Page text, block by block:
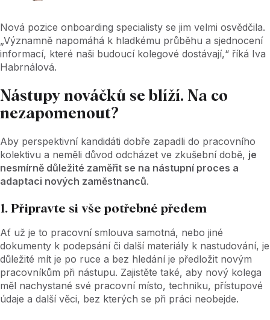
Nová pozice onboarding specialisty se jim velmi osvědčila.
„Významně napomáhá k hladkému průběhu a sjednocení
informací, které naši budoucí kolegové dostávají,“ říká Iva
Habrnálová.
Nástupy nováčků se blíží. Na co
nezapomenout?
Aby perspektivní kandidáti dobře zapadli do pracovního
kolektivu a neměli důvod odcházet ve zkušební době, je
nesmírně důležité zaměřit se na nástupní proces a
adaptaci nových zaměstnanců.
1. Připravte si vše potřebné předem
Ať už je to pracovní smlouva samotná, nebo jiné
dokumenty k podepsání či další materiály k nastudování, je
důležité mít je po ruce a bez hledání je předložit novým
pracovníkům při nástupu. Zajistěte také, aby nový kolega
měl nachystané své pracovní místo, techniku, přístupové
údaje a další věci, bez kterých se při práci neobejde.